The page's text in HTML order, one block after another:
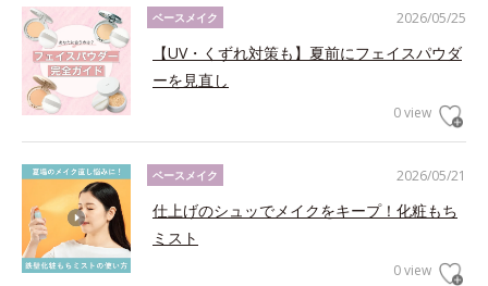
2026/05/25
ベースメイク
【UV・くずれ対策も】夏前にフェイスパウダ
ーを見直し
0 view
2026/05/21
ベースメイク
仕上げのシュッでメイクをキープ！化粧もち
ミスト
0 view